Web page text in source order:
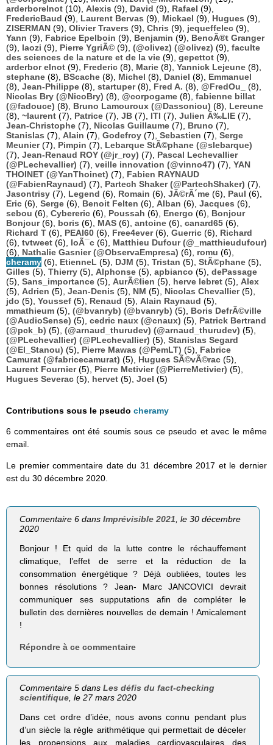
arderborelnot (10), Alexis (9), David (9), Rafael (9),
FredericBaud (9), Laurent Bervas (9), Mickael (9), Hugues (9),
ZISERMAN (9), Olivier Travers (9), Chris (9), jequeffelec (9),
Yann (9), Fabrice Epelboin (9), Benjamin (9), BenoÃ®t Granger
(9), laozi (9), Pierre YgriÃ© (9), (@olivez) (@olivez) (9), faculte
des sciences de la nature et de la vie (9), gepettot (9),
arderbor elnot (9), Frederic (8), Marie (8), Yannick Lejeune (8),
stephane (8), BScache (8), Michel (8), Daniel (8), Emmanuel
(8), Jean-Philippe (8), startuper(8), Fred A. (8), @FredOu_
(8),
Nicolas Bry (@NicoBry) (8), @corpogame (8), fabienne billat
(@fadouce) (8), Bruno Lamouroux (@Dassoniou) (8), Lereune
(8), ~laurent (7), Patrice (7), JB (7), ITI (7), Julien Ã‰LIE (7),
Jean-Christophe (7), Nicolas Guillaume (7), Bruno (7),
Stanislas (7), Alain (7), Godefroy (7), Sebastien (7), Serge
Meunier(7), Pimpin (7), Lebarque StÃ©phane (@slebarque)
(7), Jean-Renaud ROY (@jr_roy) (7), Pascal Lechevallier
(@PLechevallier) (7), veille innovation (@vinno47) (7), YAN
THOINET (@YanThoinet) (7), Fabien RAYNAUD
(@FabienRaynaud) (7), Partech Shaker (@PartechShaker) (7),
Jasontrisy (7), Legend (6), Romain (6), JÃ©rÃ´me (6), Paul (6),
Eric (6), Serge (6), Benoit Felten (6), Alban (6), Jacques (6),
sebou (6), Cybereric (6), Poussah (6), Energo (6), Bonjour
Bonjour(6), boris (6), MAS (6), antoine (6), canard65 (6),
Richard T (6), PEAI60 (6), Free4ever(6), Guerric (6), Richard
(6), tvtweet (6), loÃ¯c (6), Matthieu Dufour (@_matthieudufour)
(6), Nathalie Gasnier (@ObservaEmpresa) (6), romu (6),
cheramy (6), EtienneL (5), DJM (5), Tristan (5), StÃ©phane (5),
Gilles (5), Thierry (5), Alphonse (5), apbianco (5), dePassage
(5), Sans_importance (5), AurÃ©lien (5), herve lebret (5), Alex
(5), Adrien (5), Jean-Denis (5), NM (5), Nicolas Chevallier(5),
jdo (5), Youssef (5), Renaud (5), Alain Raynaud (5),
mmathieum (5), (@bvanryb) (@bvanryb) (5), Boris DefrÃ©ville
(@AudioSense) (5), cedric naux (@cnaux) (5), Patrick Bertrand
(@pck_b) (5), (@arnaud_thurudev) (@arnaud_thurudev) (5),
(@PLechevallier) (@PLechevallier) (5), Stanislas Segard
(@El_Stanou) (5), Pierre Mawas (@PemLT) (5), Fabrice
Camurat (@fabricecamurat) (5), Hugues SÃ©vÃ©rac (5),
Laurent Fournier(5), Pierre Metivier (@PierreMetivier) (5),
Hugues Severac (5), hervet (5), Joel (5)
Contributions sous le pseudo cheramy
6 commentaires ont été soumis sous ce pseudo et avec le même
email.
Le premier commentaire date du 31 décembre 2017 et le dernier
est du 30 décembre 2020.
Commentaire 6 dansImprévisible 2021, le 30 décembre
2020
Bonjour ! Et quid de la lutte contre le réchauffement
climatique, l’effet de serre et la réduction de la
consommation énergétique ? Déjà oubliées, toutes les
bonnes résolutions ? Jean- Marc JANCOVICI devrait
communiquer ses supputations afin de compléter le
bulletin des dernières nouvelles de demain ! Amicalement
!
Répondre à ce commentaire
Commentaire 5 dansLes défis du fact-checking
scientifique , le 27 mars 2020
Dans cet ordre d’idée, nous avons connu pendant plus
d’un siècle la règle arithmétique qui permettait de déceler
les propensions aux maladies cardiovasculaires des